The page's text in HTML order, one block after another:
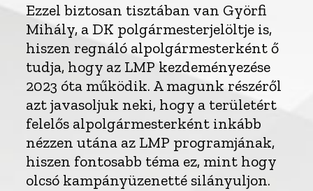
Ezzel biztosan tisztában van Györfi
Mihály, a DK polgármesterjelöltje is,
hiszen regnáló alpolgármesterként ő
tudja, hogy az LMP kezdeményezése
2023 óta működik. A magunk részéről
azt javasoljuk neki, hogy a területért
felelős alpolgármesterként inkább
nézzen utána az LMP programjának,
hiszen fontosabb téma ez, mint hogy
olcsó kampányüzenetté silányuljon.